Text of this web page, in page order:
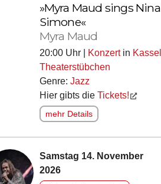
»Myra Maud sings Nina
Simone«
Myra Maud
20:00 Uhr | Konzertin Kassel
Theaterstübchen
Genre: Jazz
Hier gibts die Tickets!
mehr Details
Samstag 14. November
2026